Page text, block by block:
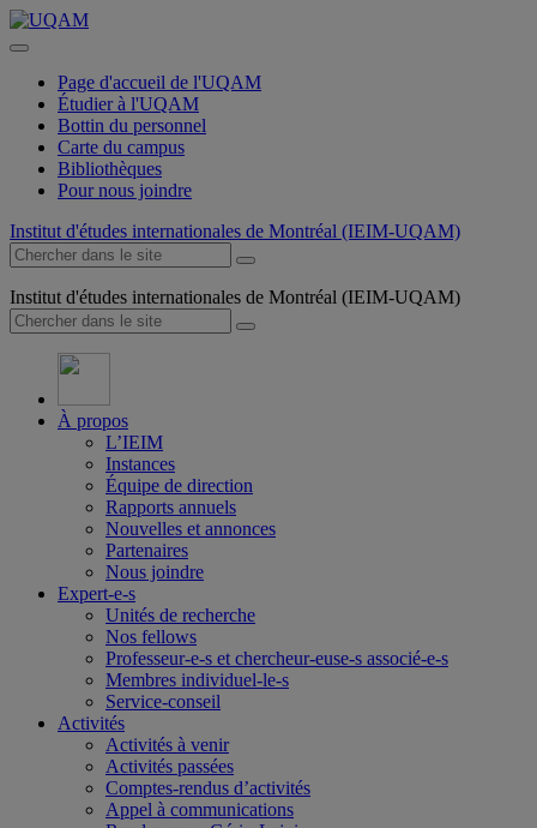
Page d'accueil de l'UQAM
Étudier à l'UQAM
Bottin du personnel
Carte du campus
Bibliothèques
Pour nous joindre
Institut d'études internationales de Montréal (IEIM-UQAM)
Institut d'études internationales de Montréal (IEIM-UQAM)
À propos
L’IEIM
Instances
Équipe de direction
Rapports annuels
Nouvelles et annonces
Partenaires
Nous joindre
Expert-e-s
Unités de recherche
Nos fellows
Professeur-e-s et chercheur-euse-s associé-e-s
Membres individuel-le-s
Service-conseil
Activités
Activités à venir
Activités passées
Comptes-rendus d’activités
Appel à communications